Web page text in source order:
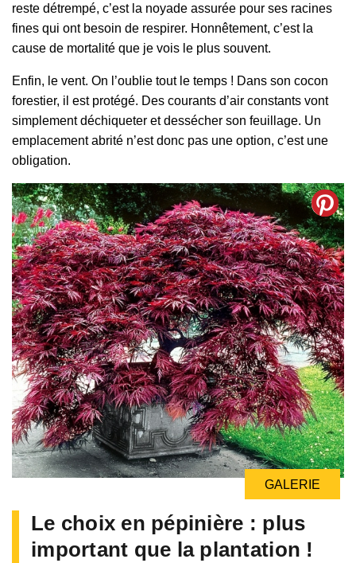
reste détrempé, c’est la noyade assurée pour ses racines
fines qui ont besoin de respirer. Honnêtement, c’est la
cause de mortalité que je vois le plus souvent.
Enfin, le vent. On l’oublie tout le temps ! Dans son cocon
forestier, il est protégé. Des courants d’air constants vont
simplement déchiqueter et dessécher son feuillage. Un
emplacement abrité n’est donc pas une option, c’est une
obligation.
GALERIE
Le choix en pépinière : plus
important que la plantation !